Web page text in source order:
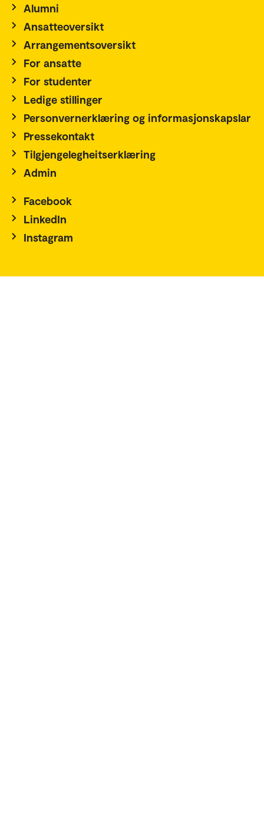
Alumni
Ansatteoversikt
Arrangementsoversikt
For ansatte
For studenter
Ledige stillinger
Personvernerklæring og informasjonskapslar
Pressekontakt
Tilgjengelegheitserklæring
Admin
Facebook
LinkedIn
Instagram